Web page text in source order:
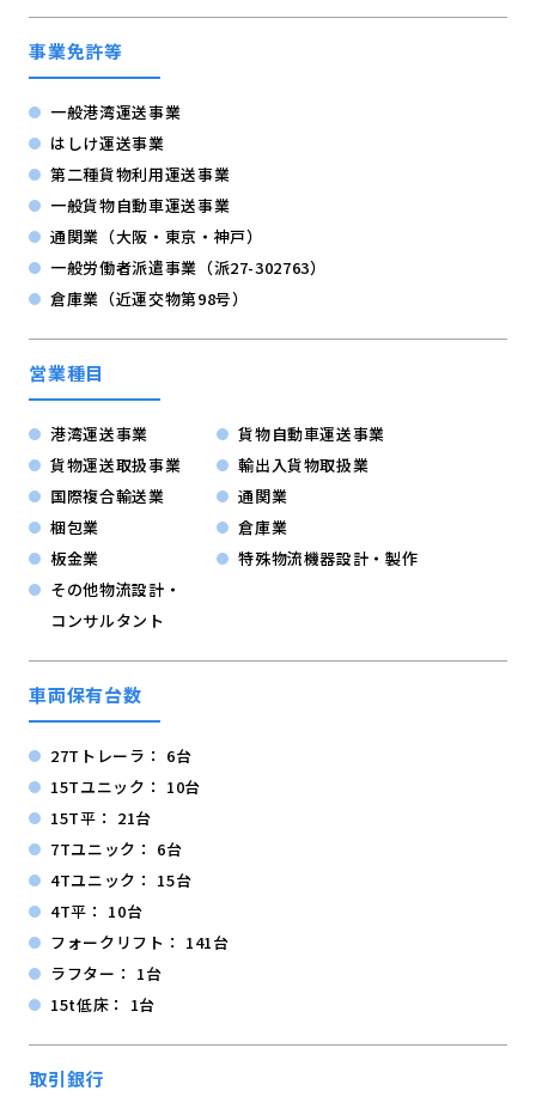
事業免許等
一般港湾運送事業
はしけ運送事業
第二種貨物利用運送事業
一般貨物自動車運送事業
通関業（大阪・東京・神戸）
一般労働者派遣事業（派27-302763）
倉庫業（近運交物第98号）
営業種目
港湾運送事業
貨物運送取扱事業
国際複合輸送業
梱包業
板金業
その他物流設計・
コンサルタント
貨物自動車運送事業
輸出入貨物取扱業
通関業
倉庫業
特殊物流機器設計・製作
車両保有台数
27Tトレーラ： 6台
15Tユニック： 10台
15T平： 21台
7Tユニック： 6台
4Tユニック： 15台
4T平： 10台
フォークリフト： 141台
ラフター： 1台
15t低床： 1台
取引銀行